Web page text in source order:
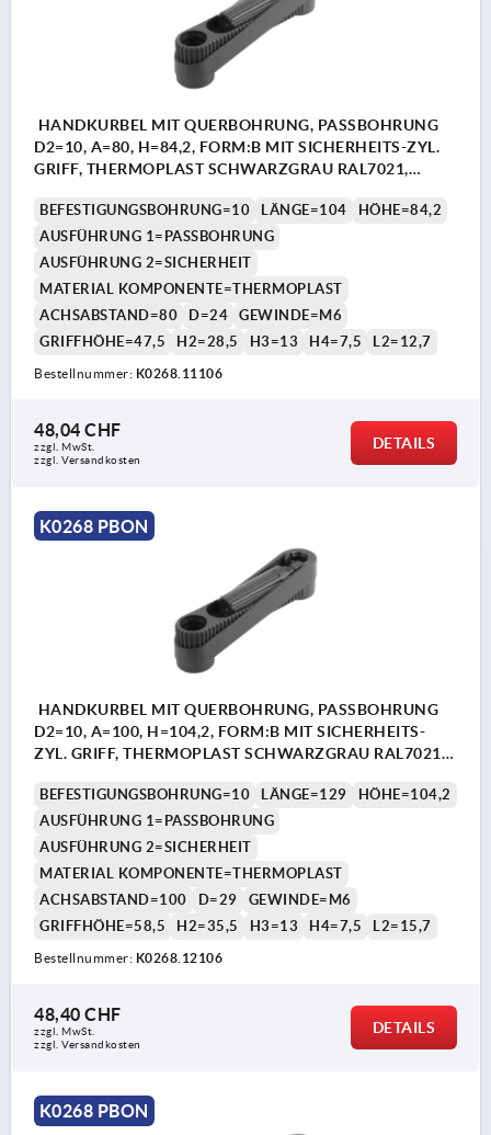
HANDKURBEL MIT QUERBOHRUNG, PASSBOHRUNG
D2=10, A=80, H=84,2, FORM:B MIT SICHERHEITS-ZYL.
GRIFF, THERMOPLAST SCHWARZGRAU RAL7021,
BEFESTIGUNGSBOHRUNG=10 LÄNGE=104
HÖHE=84,2
AUSFÜHRUNG 1=PASSBOHRUNG
AUSFÜHRUNG 2=SICHERHEIT
MATERIAL KOMPONENTE=THERMOPLAST
ACHSABSTAND=80
D=24
GEWINDE=M6
GRIFFHÖHE=47,5
H2=28,5 H3=13 H4=7,5 L2=12,7
Bestellnummer: K0268.11106
48,04 CHF
zzgl. MwSt.
zzgl. Versandkosten
DETAILS
K0268 PBON
HANDKURBEL MIT QUERBOHRUNG, PASSBOHRUNG
D2=10, A=100, H=104,2, FORM:B MIT SICHERHEITS-
ZYL. GRIFF, THERMOPLAST SCHWARZGRAU RAL7021,
BEFESTIGUNGSBOHRUNG=10 LÄNGE=129
HÖHE=104,2
AUSFÜHRUNG 1=PASSBOHRUNG
AUSFÜHRUNG 2=SICHERHEIT
MATERIAL KOMPONENTE=THERMOPLAST
ACHSABSTAND=100
D=29
GEWINDE=M6
GRIFFHÖHE=58,5
H2=35,5 H3=13 H4=7,5 L2=15,7
Bestellnummer: K0268.12106
48,40 CHF
zzgl. MwSt.
zzgl. Versandkosten
DETAILS
K0268 PBON